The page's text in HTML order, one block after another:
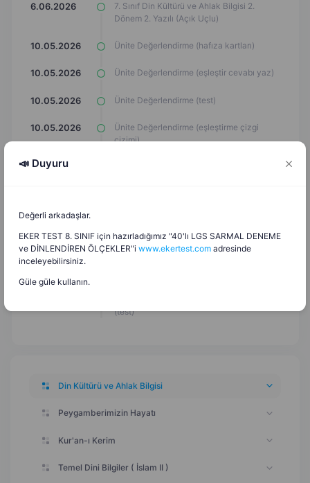
6.06.2026
7. Sınıf Din Kültürü ve Ahlak Bilgisi 2.
Dönem 2. Yazılı (Açık Uçlu)
10.05.2026 Ünite Değerlendirme (hafıza kartları)
10.05.2026 Ünite Değerlendirme (eşleştir cevabı yaz)
10.05.2026 Ünite Değerlendirme (test)
10.05.2026
Ünite Değerlendirme (eşleştirme çizgi
çizimi)
10.05.2026
10.05.2026 Ünite Değerlendirme (Uçan Meyve Oyunu)
10.05.2026
(test)
Din Kültürü ve Ahlak Bilgisi
Peygamberimizin Hayatı
Kur'an-ı Kerim
Temel Dini Bilgiler ( İslam II )
📣 Duyuru
Değerli arkadaşlar.
EKER TEST 8. SINIF için hazırladığımız "40'lı LGS SARMAL DENEME
ve DİNLENDİREN ÖLÇEKLER"i www.ekertest.com adresinde
inceleyebilirsiniz.
Güle güle kullanın.